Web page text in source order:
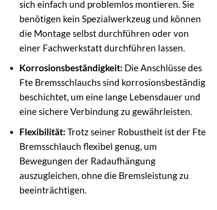
sich einfach und problemlos montieren. Sie
benötigen kein Spezialwerkzeug und können
die Montage selbst durchführen oder von
einer Fachwerkstatt durchführen lassen.
Korrosionsbeständigkeit: Die Anschlüsse des
Fte Bremsschlauchs sind korrosionsbeständig
beschichtet, um eine lange Lebensdauer und
eine sichere Verbindung zu gewährleisten.
Flexibilität: Trotz seiner Robustheit ist der Fte
Bremsschlauch flexibel genug, um
Bewegungen der Radaufhängung
auszugleichen, ohne die Bremsleistung zu
beeinträchtigen.